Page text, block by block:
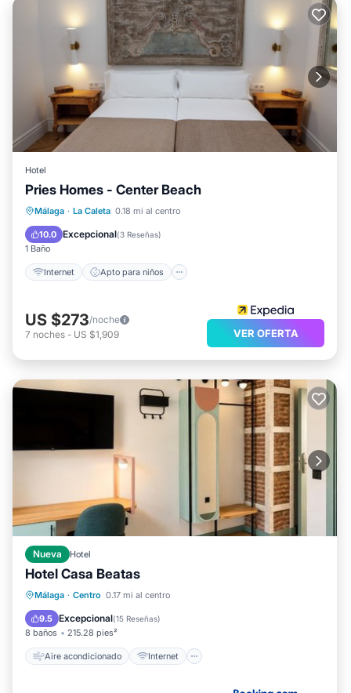
Hotel
Pries Homes - Center Beach
Málaga · La Caleta 0.18 mi al centro
10.0 Excepcional(3 Reseñas)
1 Baño
Internet Apto para niños
Internet Apto para niños
TV
US $273/noche
7 noches - US $1,909 VER OFERTA
Nueva Hotel
Hotel Casa Beatas
Málaga · Centro 0.17 mi al centro
9.5 Excepcional(15 Reseñas)
8 baños 215.28 pies²
Aire acondicionado Internet
Aire acondicionado
Se admiten mascotas